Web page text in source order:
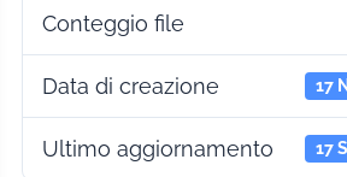
Conteggio file
Data di creazione 17
Ultimo aggiornamento 17